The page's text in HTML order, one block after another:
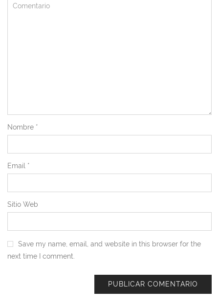
Nombre *
Email *
Sitio Web
Save my name, email, and website in this browser for the
next time I comment.